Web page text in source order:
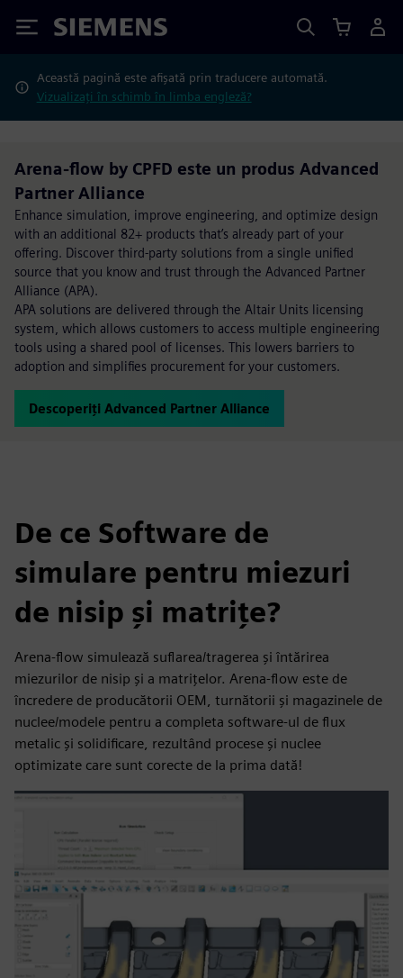
Siemens
Această pagină este afișată prin traducere automată.
Vizualizați în schimb în limba engleză?
Arena-flow by CPFD este un produs Advanced
Partner Alliance
Enhance simulation, improve engineering, and optimize design
with an additional 82+ products that’s already part of your
offering. Discover third-party solutions from a single unified
source that you know and trust through the Advanced Partner
Alliance (APA).
APA solutions are delivered through the Altair Units licensing
system, which allows customers to access multiple engineering
tools using a shared pool of licenses. This lowers barriers to
adoption and simplifies procurement for your customers.
Descoperiți Advanced Partner Alliance
De ce Software de
simulare pentru miezuri
de nisip și matrițe?
Arena-flow simulează suflarea/tragerea și întărirea
miezurilor de nisip și a matrițelor. Arena-flow este de
încredere de producătorii OEM, turnătorii și magazinele de
nuclee/modele pentru a completa software-ul de flux
metalic și solidificare, rezultând procese și nuclee
optimizate care sunt corecte de la prima dată!